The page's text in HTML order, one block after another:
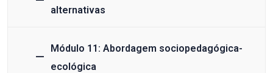
alternativas
Módulo 11: Abordagem sociopedagógica-
ecológica